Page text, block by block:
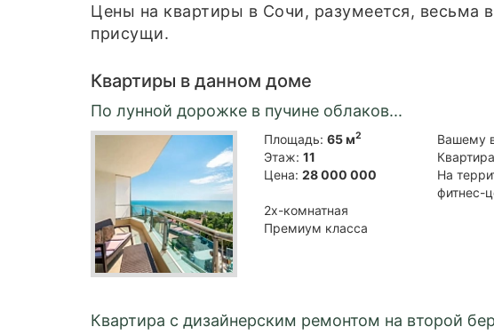
Цены на квартиры в Сочи, разумеется,
присущи.
Квартиры в данном доме
По лунной дорожке в пучине облаков...
Площадь: 65 м2
Этаж: 11
Цена: 28 000 000
2х-комнатная
Премиум класса
Вашему
На
фитнес-
Квартира с дизайнерским ремонтом на второй